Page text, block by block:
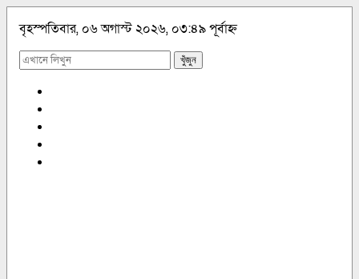
বৃহস্পতিবার, ০৬ অগাস্ট ২০২৬, ০৩:৪৯ পূর্বাহ্ন
খুঁজুন